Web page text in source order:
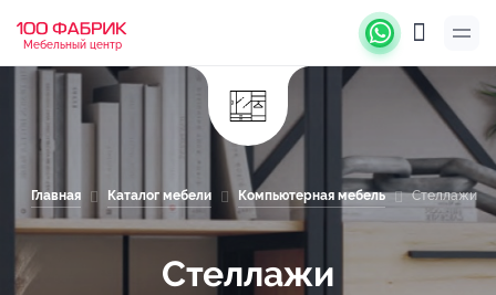
Мебельный центр
Главная Каталог мебели Компьютерная мебель Стеллажи
Стеллажи